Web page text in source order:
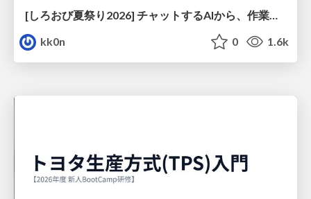
[しろおび夏祭り2026] チャットするAIから、作業するAIへ - 使われ方の変化と、その裏側で起きていること
kk0n
0 1.6k